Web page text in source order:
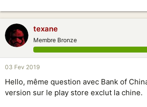
texane
Membre Bronze
03 Fev 2019
Hello, même question avec Bank of
version sur le play store exclut la chine.